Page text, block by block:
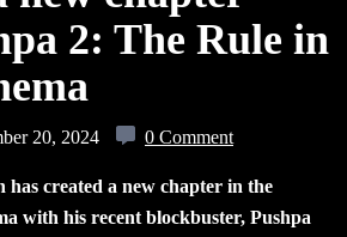
2: The Rule in
20, 2024 0 Comment
created a new chapter in the
with his recent blockbuster, Pushpa